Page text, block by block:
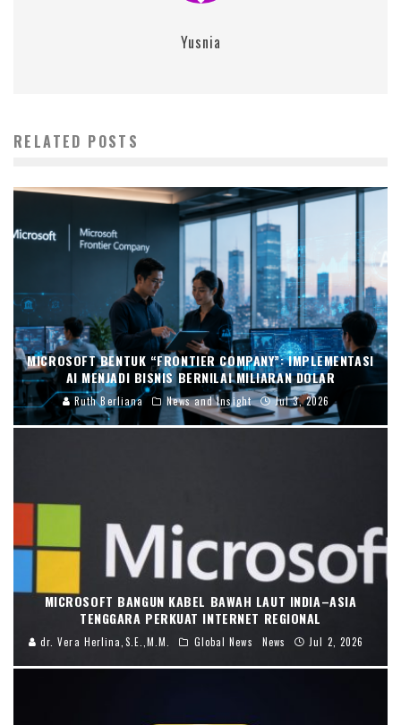
Yusnia
RELATED POSTS
MICROSOFT BENTUK “FRONTIER COMPANY”: IMPLEMENTASI
AI MENJADI BISNIS BERNILAI MILIARAN DOLAR
Ruth Berliana News and Insight Jul 3, 2026
MICROSOFT BANGUN KABEL BAWAH LAUT INDIA–ASIA
TENGGARA PERKUAT INTERNET REGIONAL
dr. Vera Herlina,S.E.,M.M. Global News News Jul 2, 2026